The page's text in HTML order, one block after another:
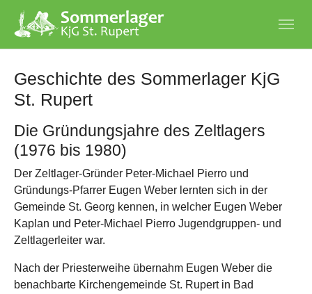
Geschichte des Sommerlager KjG
St. Rupert
Die Gründungsjahre des Zeltlagers
(1976 bis 1980)
Der Zeltlager-Gründer Peter-Michael Pierro und
Gründungs-Pfarrer Eugen Weber lernten sich in der
Gemeinde St. Georg kennen, in welcher Eugen Weber
Kaplan und Peter-Michael Pierro Jugendgruppen- und
Zeltlagerleiter war.
Nach der Priesterweihe übernahm Eugen Weber die
benachbarte Kirchengemeinde St. Rupert in Bad